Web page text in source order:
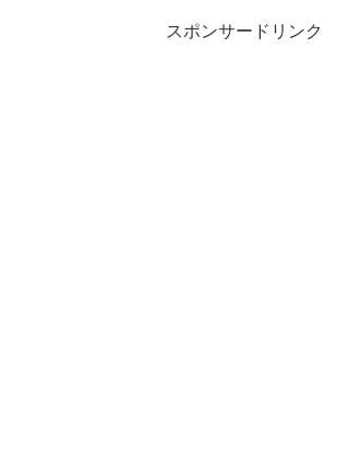
スポンサードリンク